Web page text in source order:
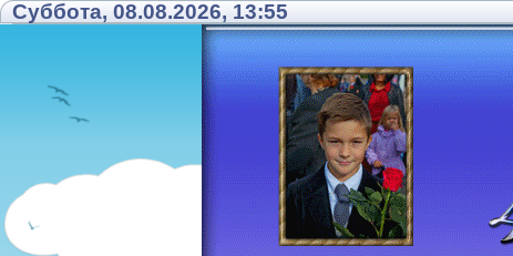
Суббота, 08.08.2026, 13:55